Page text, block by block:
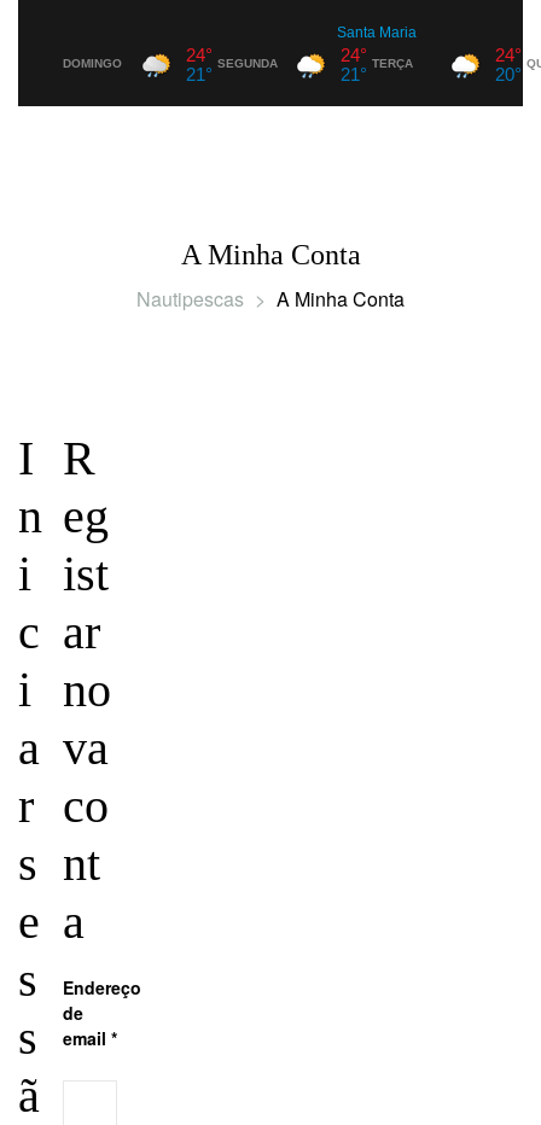
A Minha Conta
Nautipescas > A Minha Conta
I
n
i
c
i
a
r
s
e
s
s
ã
R
eg
ist
ar
no
va
co
nt
a
Endereço
de
email*